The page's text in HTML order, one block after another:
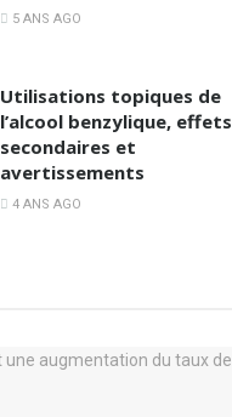
5 ANS AGO
Utilisations topiques de
l’alcool benzylique, effets
secondaires et
avertissements
4 ANS AGO